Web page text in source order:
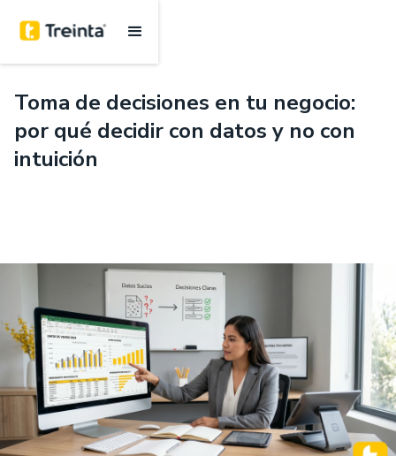
Toma de decisiones en tu negocio:
por qué decidir con datos y no con
intuición